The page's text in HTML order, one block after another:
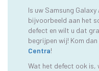
Is uw Samsung
bijvoorbeeld aan het
defect en wilt u dat
begrijpen wij! Kom
Centra!
Wat het defect ook is,